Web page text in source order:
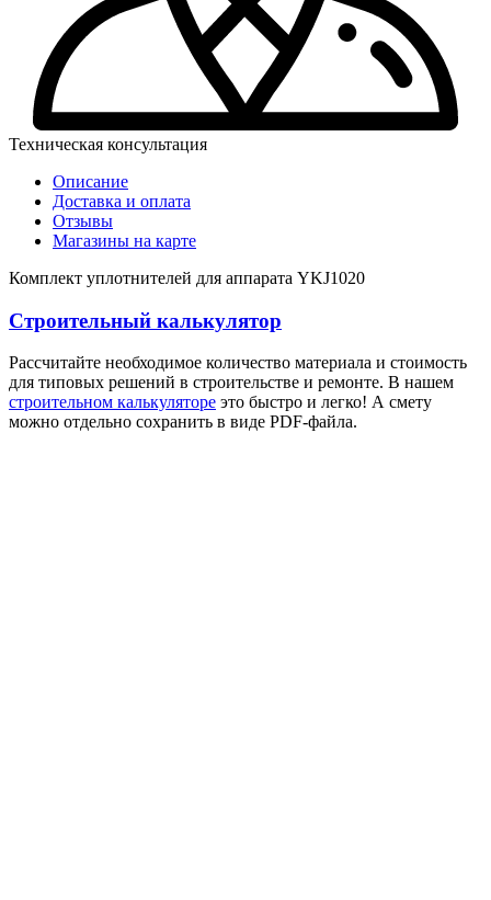
Техническая консультация
Описание
Доставка и оплата
Отзывы
Магазины на карте
Комплект уплотнителей для аппарата YKJ1020
Строительный калькулятор
Рассчитайте необходимое количество материала и стоимость
для типовых решений в строительстве и ремонте. В нашем
строительном калькуляторе это быстро и легко! А смету
можно отдельно сохранить в виде PDF-файла.